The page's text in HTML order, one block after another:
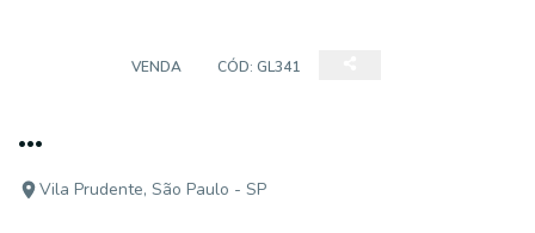
VENDA CÓD: GL341
...
Vila Prudente, São Paulo - SP